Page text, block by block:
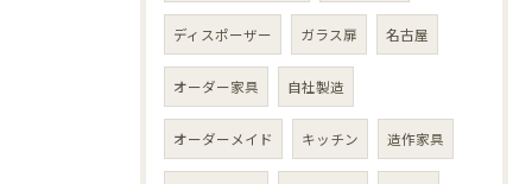
ディスポーザー ガラス扉 名古屋
オーダー家具 自社製造
オーダーメイド キッチン 造作家具